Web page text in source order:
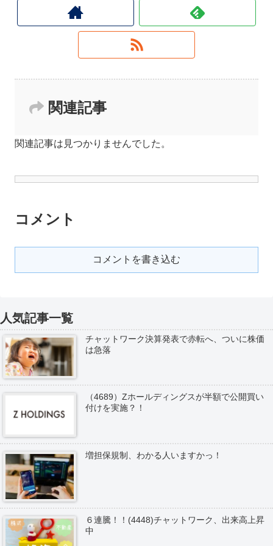
関連記事
関連記事は見つかりませんでした。
コメント
コメントを書き込む
人気記事一覧
チャットワーク決算発表で赤転へ、ついに株価
は急落
（4689）Zホールディングスが半額で公開買い
付けを実施？！
増担保規制、わかる人いますかっ！
６連騰！！(4448)チャットワーク、出来高上昇
中